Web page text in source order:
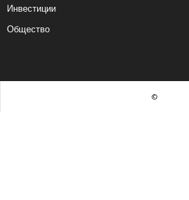
Инвестиции
Общество
©